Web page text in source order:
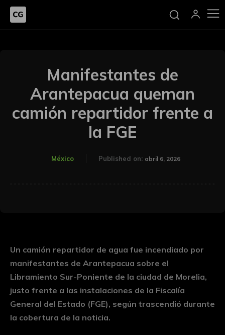
Manifestantes de
Arantepacua queman
camión repartidor frente a
la FGE
México Published on: abril 6, 2026
Un camión repartidor de agua fue incendiado por
manifestantes de Arantepacua sobre el
Libramiento Sur-Poniente de la ciudad de Morelia,
justo frente a las instalaciones de la Fiscalía
General del Estado (FGE), según trascendió durante
la cobertura de la noticia.